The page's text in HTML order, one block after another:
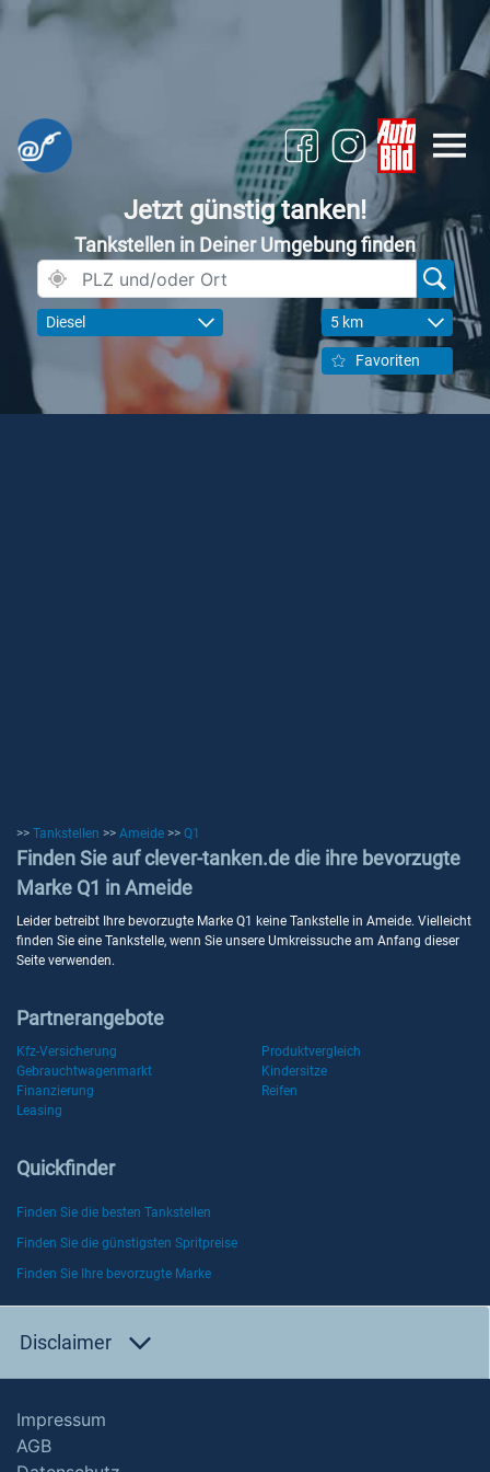
Jetzt günstig tanken!
Tankstellen in Deiner Umgebung finden
Diesel 5 km
Favoriten
>> Tankstellen >> Ameide >> Q1
Finden Sie auf clever-tanken.de die ihre bevorzugte
Marke Q1 in Ameide
Leider betreibt Ihre bevorzugte Marke Q1 keine Tankstelle in Ameide. Vielleicht
finden Sie eine Tankstelle, wenn Sie unsere Umkreissuche am Anfang dieser
Seite verwenden.
Partnerangebote
Kfz-Versicherung
Produktvergleich
Gebrauchtwagenmarkt
Kindersitze
Finanzierung
Reifen
Leasing
Quickfinder
Finden Sie die besten Tankstellen
Finden Sie die günstigsten Spritpreise
Finden Sie Ihre bevorzugte Marke
Disclaimer
Impressum
AGB